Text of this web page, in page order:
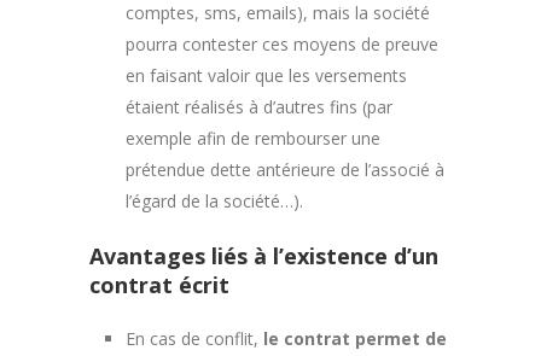
comptes, sms, emails), mais la société
pourra contester ces moyens de preuve
en faisant valoir que les versements
étaient réalisés à d’autres fins (par
exemple afin de rembourser une
prétendue dette antérieure de l’associé à
l’égard de la société…).
Avantages liés à l’existence d’un
contrat écrit
En cas de conflit, le contrat permet de